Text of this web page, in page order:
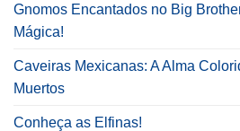
Gnomos Encantados no Big
Mágica!
Caveiras Mexicanas: A Alma
Muertos
Conheça as Elfinas!